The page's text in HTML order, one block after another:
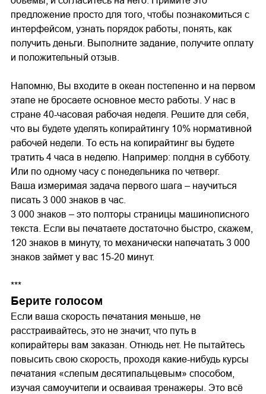
предложение просто для того, чтобы познакомиться с
интерфейсом, узнать порядок работы, понять, как
получить деньги. Выполните задание, получите оплату
и положительный отзыв.
Напомню, Вы входите в океан постепенно и на первом
этапе не бросаете основное место работы. У нас в
стране 40-часовая рабочая неделя. Решите для себя,
что вы будете уделять копирайтингу 10% нормативной
рабочей недели. То есть на копирайтинг вы будете
тратить 4 часа в неделю. Например: полдня в субботу.
Или по одному часу с понедельника по четверг.
Ваша измеримая задача первого шага – научиться
писать 3 000 знаков в час.
3 000 знаков – это полторы страницы машинописного
текста. Если вы печатаете достаточно быстро, скажем,
120 знаков в минуту, то механически напечатать 3 000
знаков займет у вас 15-20 минут.
***
Берите голосом
Если ваша скорость печатания меньше, не
расстраивайтесь, это не значит, что путь в
копирайтеры вам заказан. Отнюдь нет. Не пытайтесь
повысить свою скорость, проходя какие-нибудь курсы
печатания «слепым десятипальцевым» способом,
изучая самоучители и осваивая тренажеры. Это всё